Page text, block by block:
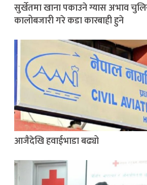
सुर्खेतमा खाना पकाउने ग्यास अभाव
कालोबजारी गरे कडा कारबाही हुने
आजैदेखि हवाईभाडा बढ्यो